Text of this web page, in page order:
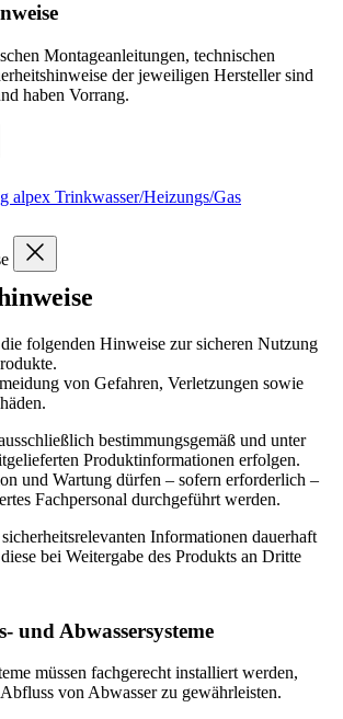
Montageanleitungen, technischen
der jeweiligen Hersteller sind
haben Vorrang.
alpex Trinkwasser/Heizungs/Gas
folgenden Hinweise zur sicheren Nutzung
von Gefahren, Verletzungen sowie
bestimmungsgemäß und unter
Produktinformationen erfolgen.
und Wartung dürfen – sofern erforderlich –
Fachpersonal durchgeführt werden.
Informationen dauerhaft
bei Weitergabe des Produkts an Dritte
und Abwassersysteme
müssen fachgerecht installiert werden,
von Abwasser zu gewährleisten.